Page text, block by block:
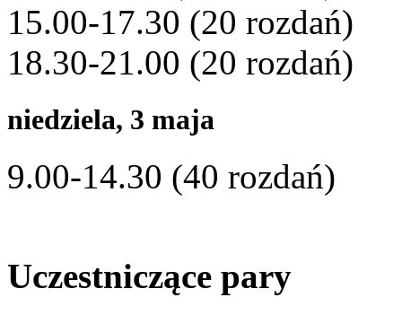
15.00-17.30 (20 rozdań)
18.30-21.00 (20 rozdań)
niedziela, 3 maja
9.00-14.30 (40 rozdań)
Uczestniczące pary